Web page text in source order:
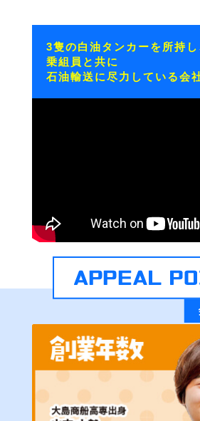
3隻の白油タンカーを所持
乗組員と共に
石油輸送に尽力している会